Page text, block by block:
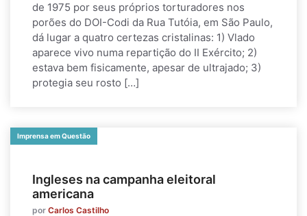
de 1975 por seus próprios torturadores nos
porões do DOI-Codi da Rua Tutóia, em São Paulo,
dá lugar a quatro certezas cristalinas: 1) Vlado
aparece vivo numa repartição do II Exército; 2)
estava bem fisicamente, apesar de ultrajado; 3)
protegia seu rosto […]
Imprensa em Questão
Ingleses na campanha eleitoral
americana
por Carlos Castilho